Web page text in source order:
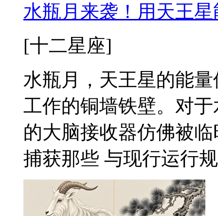
水瓶月来袭！用天王
[十二星座]
水瓶月，天王星的能
工作的铜墙铁壁。对
的大脑接收器仿佛被
捕获那些 与现行运行